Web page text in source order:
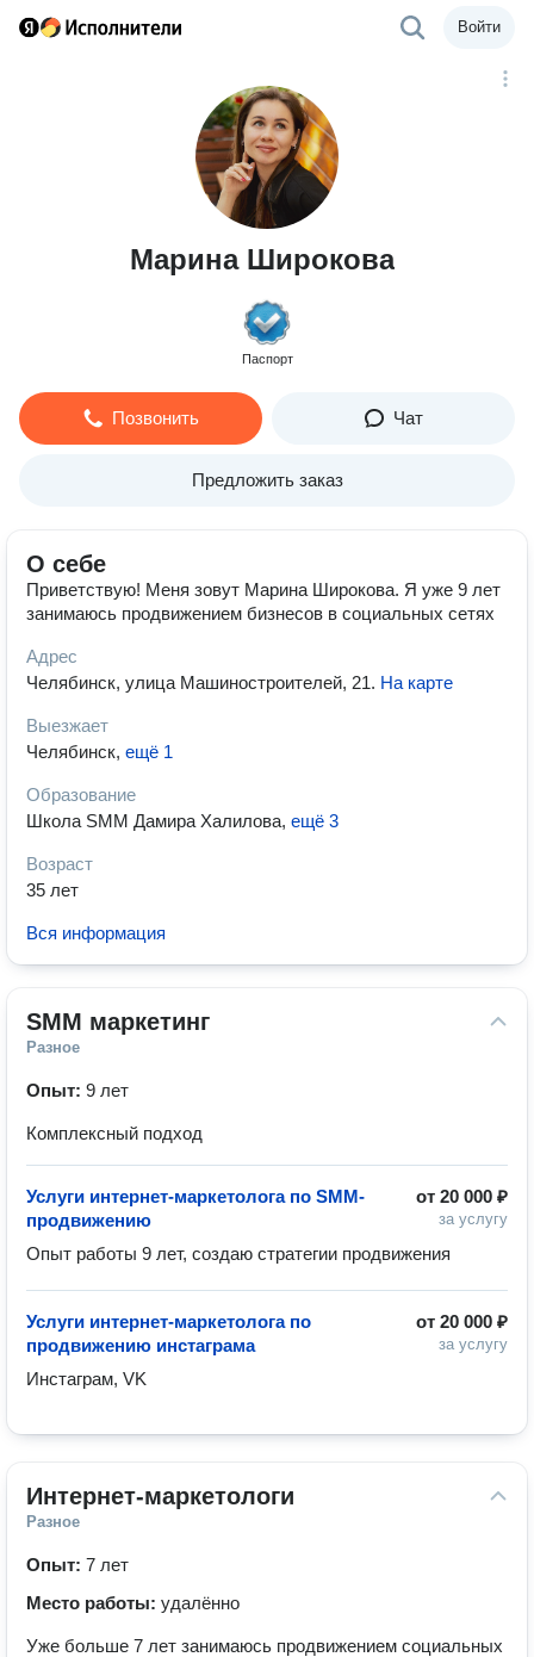
Войти
Марина Широкова
Паспорт
Позвонить Чат
Предложить заказ
О себе
Приветствую! Меня зовут Марина Широкова. Я уже 9 лет
занимаюсь продвижением бизнесов в социальных сетях
Адрес
Челябинск, улица Машиностроителей, 21. На карте
Выезжает
Челябинск, ещё 1
Образование
Школа SMM Дамира Халилова, ещё 3
Возраст
35 лет
Вся информация
SMM маркетинг
Разное
Опыт: 9 лет
Комплексный подход
от 20 000 ₽
за услугу
Услуги интернет-маркетолога по SMM-
продвижению
Опыт работы 9 лет, создаю стратегии продвижения
от 20 000 ₽
за услугу
Услуги интернет-маркетолога по
продвижению инстаграма
Инстаграм, VK
Интернет-маркетологи
Разное
Опыт: 7 лет
Место работы: удалённо
Уже больше 7 лет занимаюсь продвижением социальных